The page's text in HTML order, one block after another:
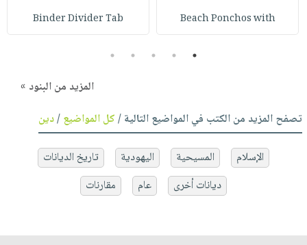
Beach Ponchos with
Binder Divider Tab
1
2
3
4
5
المزيد من البنود »
تصفح المزيد من الكتب في المواضيع التالية /كل المواضيع/دين
الإسلام المسيحية اليهودية
تاريخ الديانات
ديانات أخرى
عام مقارنات